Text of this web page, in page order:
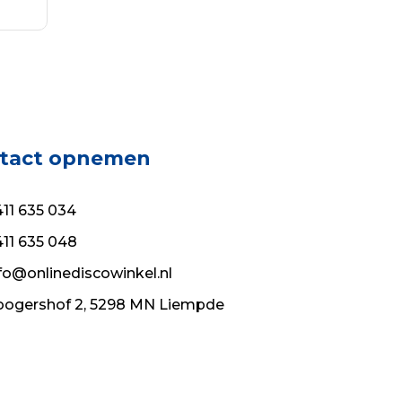
opnemen
635 034
635 048
2, 5298 MN Liempde